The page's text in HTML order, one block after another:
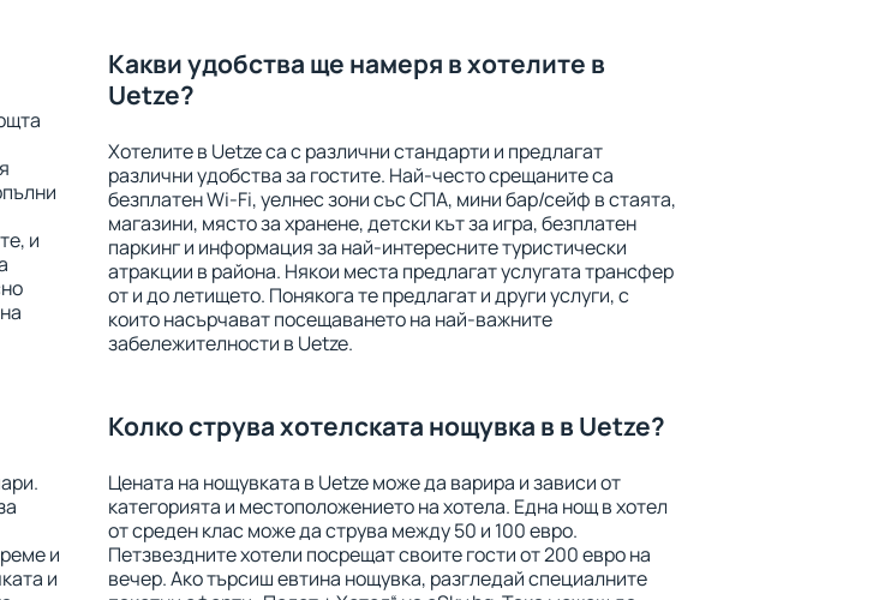
и
Какви удобства ще намеря в хотелите в
Uetze?
Хотелите в Uetze са с различни стандарти и предлагат
различни удобства за гостите. Най-често срещаните са
безплатен Wi-Fi, уелнес зони със СПА, мини бар/сейф в стаята,
магазини, място за хранене, детски кът за игра, безплатен
паркинг и информация за най-интересните туристически
атракции в района. Някои места предлагат услугата трансфер
от и до летището. Понякога те предлагат и други услуги, с
които насърчават посещаването на най-важните
забележителности в Uetze.
и
и
Колко струва хотелската нощувка в в Uetze?
Цената на нощувката в Uetze може да варира и зависи от
категорията и местоположението на хотела. Една нощ в хотел
от среден клас може да струва между 50 и 100 евро.
Петзвездните хотели посрещат своите гости от 200 евро на
вечер. Ако търсиш евтина нощувка, разгледай специалните